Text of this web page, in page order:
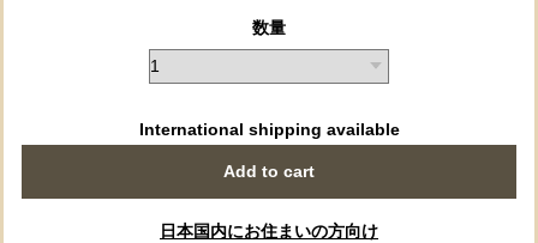
数量
International shipping available
Add to cart
日本国内にお住まいの方向け